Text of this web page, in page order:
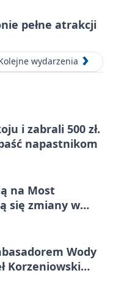
pełne atrakcji
wydarzenia
i zabrali 500 zł.
napastnikom
na Most
się zmiany w
Wody
Korzeniowski